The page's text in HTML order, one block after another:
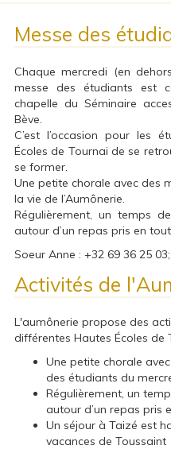
Messe des
Chaque mercredi (en
messe des étudiants est
chapelle du Séminaire
Bève.
C’est l’occasion pour les
Écoles de Tournai de se
se former.
Une petite chorale avec des
la vie de l’Aumônerie.
Régulièrement, un temps
autour d’un repas pris en
Soeur Anne : +32 69 36 25 03;
Activités de
L'aumônerie propose des
différentes Hautes Écoles de
Une petite chorale
des étudiants du
Régulièrement, un
autour d’un repas pris
Un séjour à Taizé est
vacances de Toussaint